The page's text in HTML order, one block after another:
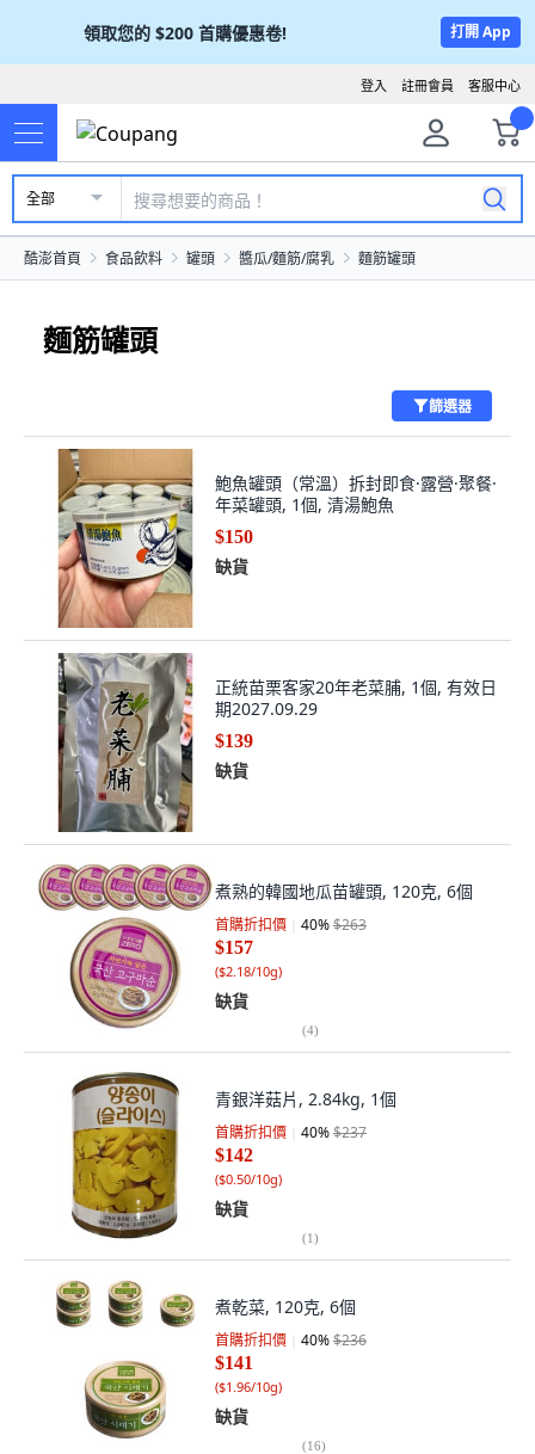
領取您的 $200 首購優惠卷! 打開 App
客服中心
註冊會員
登入
全部
酷澎首頁 食品飲料 罐頭 醬瓜/麵筋/腐乳 麵筋罐頭
麵筋罐頭
篩選器
鮑魚罐頭（常溫）拆封即食·露營·聚餐·
年菜罐頭, 1個, 清湯鮑魚
$150
缺貨
正統苗栗客家20年老菜脯, 1個, 有效日
期2027.09.29
$139
缺貨
煮熟的韓國地瓜苗罐頭, 120克, 6個
首購折扣價 40%$263
$157
($2.18/10g)
缺貨
(4)
青銀洋菇片, 2.84kg, 1個
首購折扣價 40%$237
$142
($0.50/10g)
缺貨
(1)
煮乾菜, 120克, 6個
首購折扣價 40%$236
$141
($1.96/10g)
缺貨
(16)